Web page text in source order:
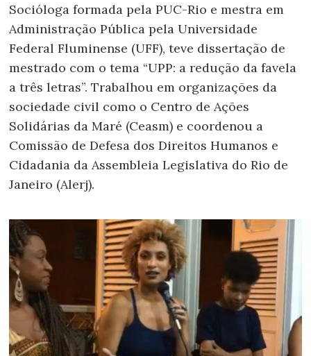
Socióloga formada pela PUC-Rio e mestra em
Administração Pública pela Universidade
Federal Fluminense (UFF), teve dissertação de
mestrado com o tema “UPP: a redução da favela
a três letras”. Trabalhou em organizações da
sociedade civil como o Centro de Ações
Solidárias da Maré (Ceasm) e coordenou a
Comissão de Defesa dos Direitos Humanos e
Cidadania da Assembleia Legislativa do Rio de
Janeiro (Alerj).